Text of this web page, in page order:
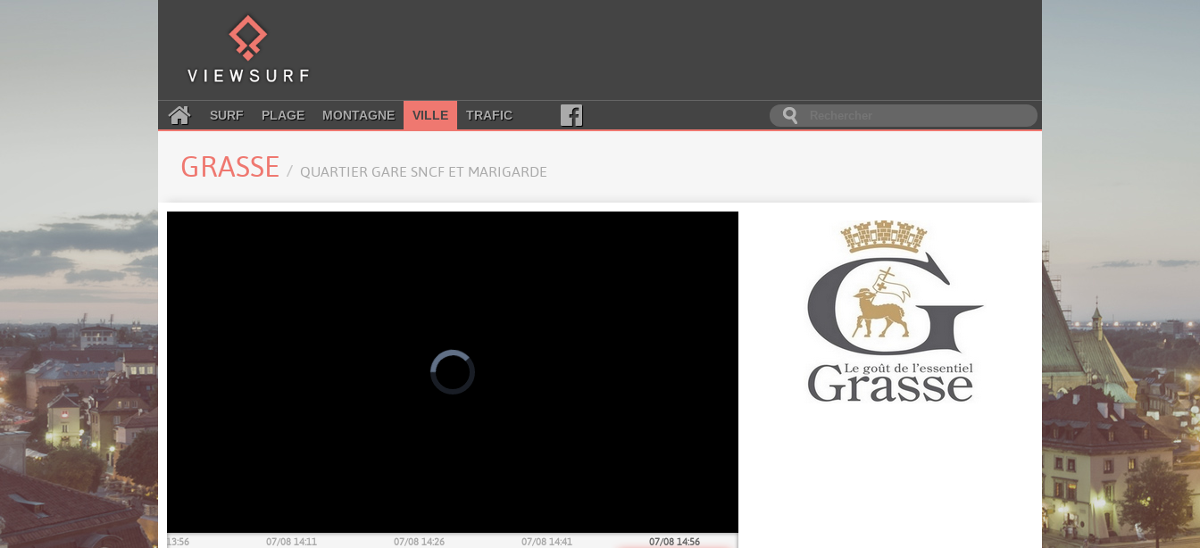
SURF PLAGE MONTAGNE VILLE TRAFIC
GRASSE QUARTIER GARE SNCF ET MARIGARDE
07/08 13:41 07/08 13:56 07/08 14:11 07/08 14:26 07/08 14:41 07/08 14:56